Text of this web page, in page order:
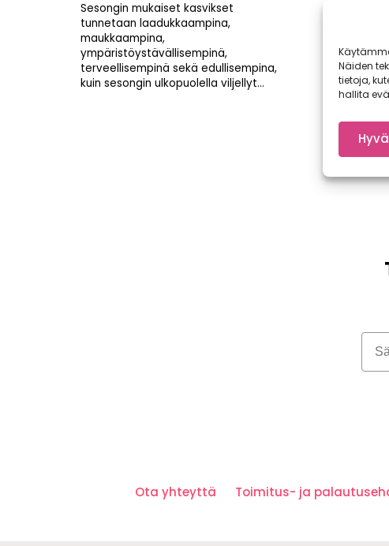
Näiden
tietoja,
hallita
Sesongin mukaiset kasvikset
tunnetaan laadukkaampina,
maukkaampina,
ympäristöystävällisempinä,
terveellisempinä sekä edullisempina,
kuin sesongin ulkopuolella viljellyt...
Ota yhteyttä Toimitus- ja